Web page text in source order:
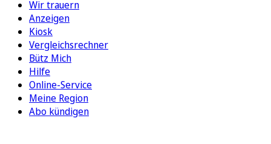
Wir trauern
Anzeigen
Kiosk
Vergleichsrechner
Bütz Mich
Hilfe
Online-Service
Meine Region
Abo kündigen